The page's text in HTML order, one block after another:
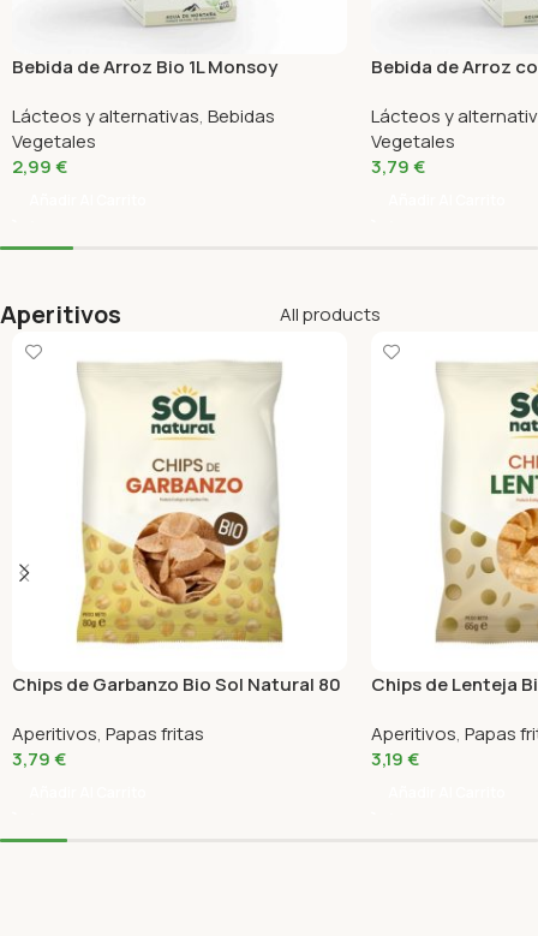
Bebida de Arroz Bio 1L Monsoy
Lácteos y alternativas, Bebidas
Vegetales
2,99€
Bebida de Arroz
Lácteos y
Vegetales
3,79€
Aperitivos All products
Chips de Garbanzo Bio Sol Natural 80
Aperitivos, Papas fritas
3,79€
Chips de Lenteja
Aperitivos, Papas
3,19€